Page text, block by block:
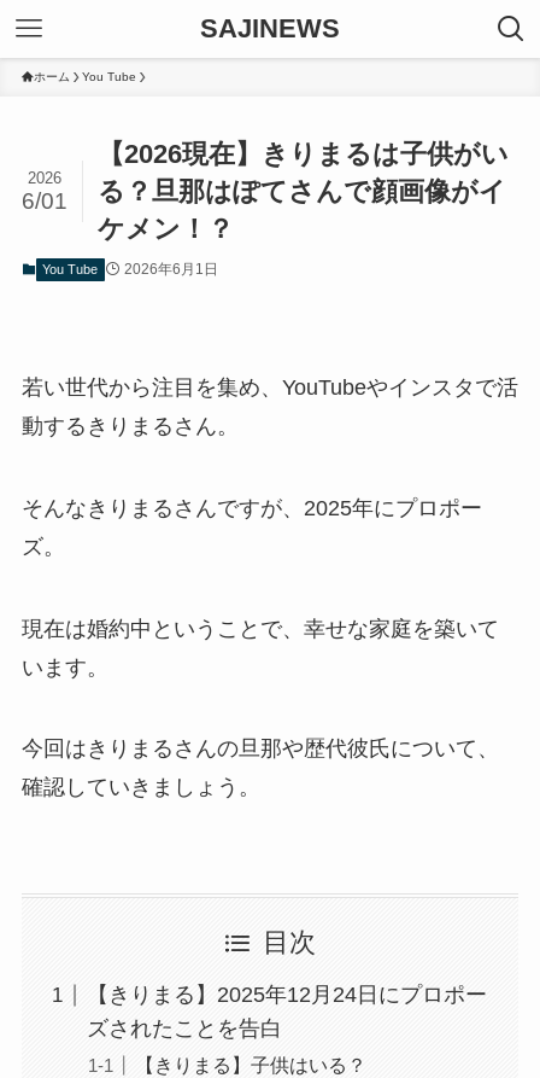
SAJINEWS
ホーム You Tube
【2026現在】きりまるは子供がい
る？旦那はぽてさんで顔画像がイ
ケメン！？
2026
6/01
You Tube 2026年6月1日
若い世代から注目を集め、YouTubeやインスタで活
動するきりまるさん。
そんなきりまるさんですが、2025年にプロポー
ズ。
現在は婚約中ということで、幸せな家庭を築いて
います。
今回はきりまるさんの旦那や歴代彼氏について、
確認していきましょう。
目次
【きりまる】2025年12月24日にプロポー
ズされたことを告白
【きりまる】子供はいる？